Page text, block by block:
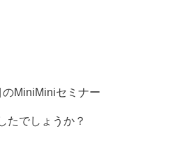
MiniMiniセミナー
たでしょうか？